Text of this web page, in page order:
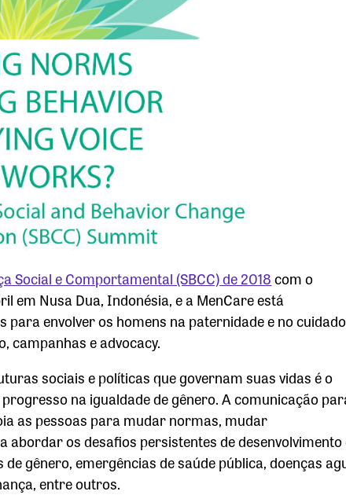
e Comportamental (SBCC) de 2018com o
em Nusa Dua, Indonésia, e a MenCare está
envolver os homens na paternidade e no
campanhas e advocacy.
sociais e políticas que governam suas vidas é o
na igualdade de gênero. A comunicação
as pessoas para mudar normas, mudar
os desafios persistentes de desenvolvimento
gênero, emergências de saúde pública, doenças
entre outros.